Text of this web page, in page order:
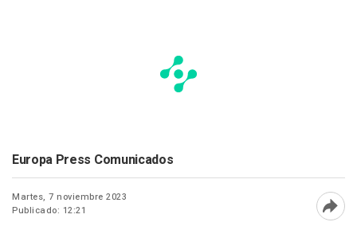
Europa Press Comunicados
Martes, 7 noviembre 2023
Publicado: 12:21